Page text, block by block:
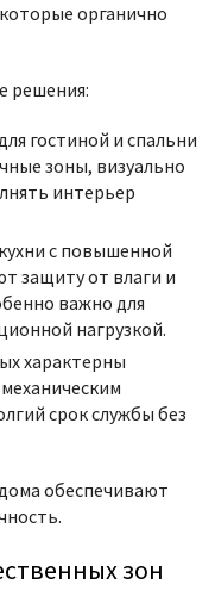
органично
решения:
гостиной и спальни
зоны, визуально
интерьер
с повышенной
защиту от влаги и
важно для
нагрузкой.
характерны
срок службы без
обеспечивают
зон